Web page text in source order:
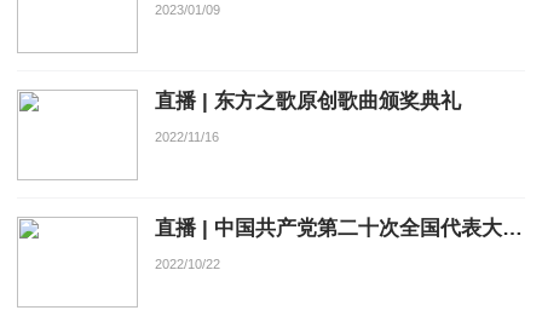
2023/01/09
直播 | 东方之歌原创歌曲颁奖典礼
2022/11/16
直播 | 中国共产党第二十次全国代表大会闭幕会
2022/10/22